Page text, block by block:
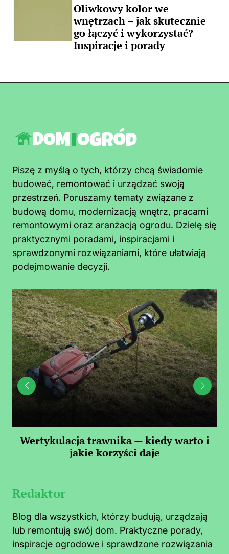
IN
Oliwkowy kolor we
wnętrzach – jak skutecznie
go łączyć i wykorzystać?
Inspiracje i porady
Piszę z myślą o tych, którzy chcą świadomie
budować, remontować i urządzać swoją
przestrzeń. Poruszamy tematy związane z
budową domu, modernizacją wnętrz, pracami
remontowymi oraz aranżacją ogrodu. Dzielę się
praktycznymi poradami, inspiracjami i
sprawdzonymi rozwiązaniami, które ułatwiają
podejmowanie decyzji.
Wertykulacja trawnika — kiedy warto i
jakie korzyści daje
Redaktor
Blog dla wszystkich, którzy budują, urządzają
lub remontują swój dom. Praktyczne porady,
inspiracje ogrodowe i sprawdzone rozwiązania